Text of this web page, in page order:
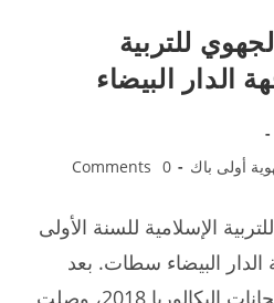
للتربية
أولى باك
Post
0 Comments
الإسلامية للسنة الأولى
موسم 2018 جهة الدار البيضاء سطات. بعد
انطلاق عملية تصحيح امتحانات البكالوريا 2018، وصلت